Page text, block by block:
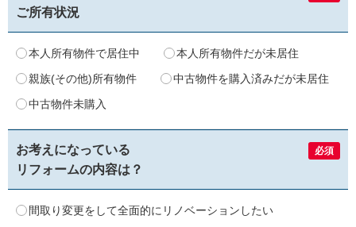
ご所有状況
本人所有物件で居住中
本人所有物件だが未居住
親族(その他)所有物件
中古物件を購入済みだが未居住
中古物件未購入
お考えになっている
リフォームの内容は？
必須
間取り変更をして全面的にリノベーションしたい